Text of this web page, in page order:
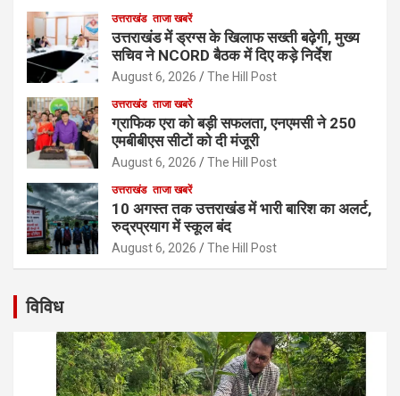
उत्तराखंड ताजा खबरें
उत्तराखंड में ड्रग्स के खिलाफ सख्ती बढ़ेगी, मुख्य
सचिव ने NCORD बैठक में दिए कड़े निर्देश
August 6, 2026 The Hill Post
उत्तराखंड ताजा खबरें
ग्राफिक एरा को बड़ी सफलता, एनएमसी ने 250
एमबीबीएस सीटों को दी मंजूरी
August 6, 2026 The Hill Post
उत्तराखंड ताजा खबरें
10 अगस्त तक उत्तराखंड में भारी बारिश का अलर्ट,
रुद्रप्रयाग में स्कूल बंद
August 6, 2026 The Hill Post
विविध